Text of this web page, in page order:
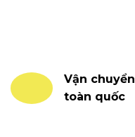
Vận chuyển
toàn quốc